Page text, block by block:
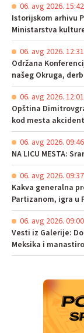
06. avg 2026. 15:42
Istorijskom arhivu
Ministarstva
06. avg 2026. 12:31
Održana
našeg Okruga,
06. avg 2026. 12:01
Opština
kod mesta
06. avg 2026. 09:46
NA LICU MESTA:
06. avg 2026. 09:37
Kakva generalna
Partizanom, igra u
06. avg 2026. 09:00
Vesti iz Galerije:
Meksika i